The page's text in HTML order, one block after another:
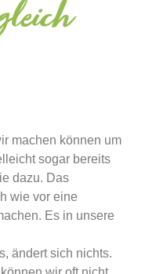
machen können um
sogar bereits
dazu. Das
wie vor eine
Es in unsere
ändert sich nichts.